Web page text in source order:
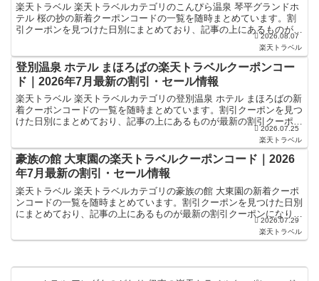
楽天トラベル 楽天トラベルカテゴリのこんぴら温泉 琴平グランドホ
テル 桜の抄の新着クーポンコードの一覧を随時まとめています。割
引クーポンを見つけた日別にまとめており、記事の上にあるものが最
新の割引クーポンになります。ホテル・旅館宿泊の予約な...2026.08.07
楽天トラベル
登別温泉 ホテル まほろばの楽天トラベルクーポンコー
ド｜2026年7月最新の割引・セール情報
楽天トラベル 楽天トラベルカテゴリの登別温泉 ホテル まほろばの新
着クーポンコードの一覧を随時まとめています。割引クーポンを見つ
けた日別にまとめており、記事の上にあるものが最新の割引クーポン
になります。ホテル・旅館宿泊の予約などで使えるクー... 2026.07.25
楽天トラベル
豪族の館 大東園の楽天トラベルクーポンコード｜2026
年7月最新の割引・セール情報
楽天トラベル 楽天トラベルカテゴリの豪族の館 大東園の新着クーポ
ンコードの一覧を随時まとめています。割引クーポンを見つけた日別
にまとめており、記事の上にあるものが最新の割引クーポンになりま
す。ホテル・旅館宿泊の予約などで使えるクーポンやセー...2026.07.29
楽天トラベル